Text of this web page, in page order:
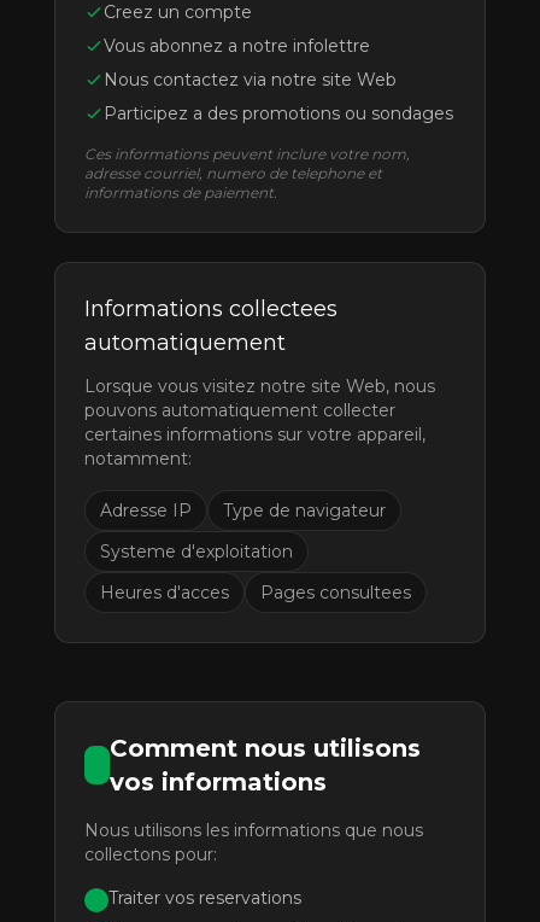
Creez un compte
Vous abonnez a notre infolettre
Nous contactez via notre site Web
Participez a des promotions ou sondages
Ces informations peuvent inclure votre nom,
adresse courriel, numero de telephone et
informations de paiement.
Informations collectees
automatiquement
Lorsque vous visitez notre site Web, nous
pouvons automatiquement collecter
certaines informations sur votre appareil,
notamment:
Adresse IP
Type de navigateur
Systeme d'exploitation
Heures d'acces
Pages consultees
Comment nous utilisons
vos informations
Nous utilisons les informations que nous
collectons pour:
Traiter vos reservations